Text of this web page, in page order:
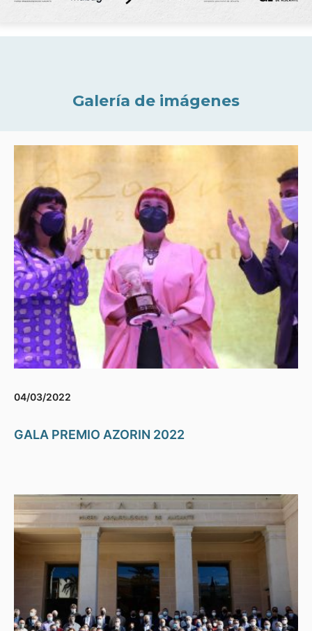
Galería de imágenes
04/03/2022
GALA PREMIO AZORIN 2022